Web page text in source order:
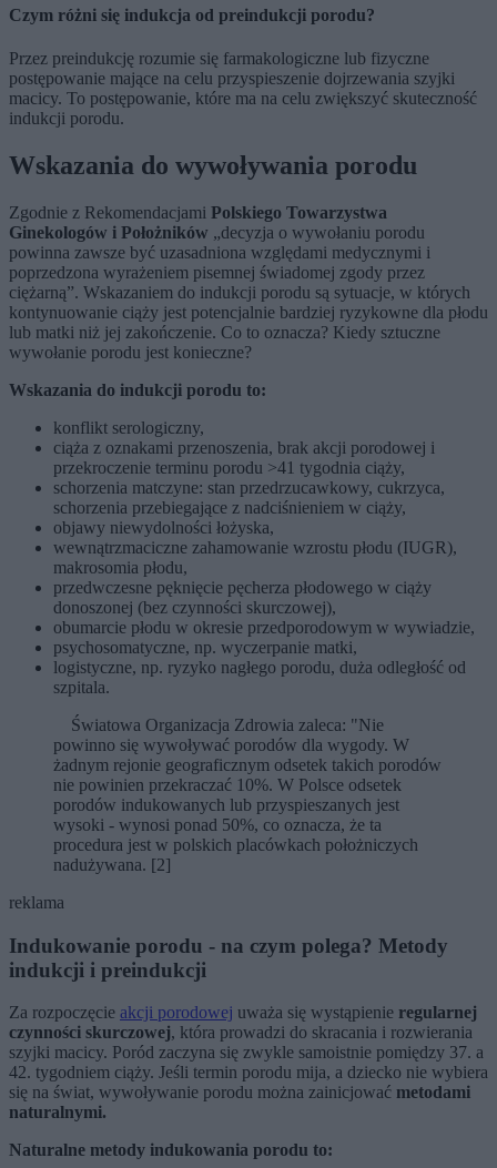
Czym różni się indukcja od preindukcji porodu?
Przez preindukcję rozumie się farmakologiczne lub fizyczne
postępowanie mające na celu przyspieszenie dojrzewania szyjki
macicy. To postępowanie, które ma na celu zwiększyć skuteczność
indukcji porodu.
Wskazania do wywoływania porodu
Zgodnie z Rekomendacjami Polskiego Towarzystwa
Ginekologów i Położników „decyzja o wywołaniu porodu
powinna zawsze być uzasadniona względami medycznymi i
poprzedzona wyrażeniem pisemnej świadomej zgody przez
ciężarną”. Wskazaniem do indukcji porodu są sytuacje, w których
kontynuowanie ciąży jest potencjalnie bardziej ryzykowne dla płodu
lub matki niż jej zakończenie. Co to oznacza? Kiedy sztuczne
wywołanie porodu jest konieczne?
Wskazania do indukcji porodu to:
konflikt serologiczny,
ciąża z oznakami przenoszenia, brak akcji porodowej i
przekroczenie terminu porodu >41 tygodnia ciąży,
schorzenia matczyne: stan przedrzucawkowy, cukrzyca,
schorzenia przebiegające z nadciśnieniem w ciąży,
objawy niewydolności łożyska,
wewnątrzmaciczne zahamowanie wzrostu płodu (IUGR),
makrosomia płodu,
przedwczesne pęknięcie pęcherza płodowego w ciąży
donoszonej (bez czynności skurczowej),
obumarcie płodu w okresie przedporodowym w wywiadzie,
psychosomatyczne, np. wyczerpanie matki,
logistyczne, np. ryzyko nagłego porodu, duża odległość od
szpitala.
Światowa Organizacja Zdrowia zaleca: "Nie
powinno się wywoływać porodów dla wygody. W
żadnym rejonie geograficznym odsetek takich porodów
nie powinien przekraczać 10%. W Polsce odsetek
porodów indukowanych lub przyspieszanych jest
wysoki - wynosi ponad 50%, co oznacza, że ta
procedura jest w polskich placówkach położniczych
nadużywana. [2]
reklama
Indukowanie porodu - na czym polega? Metody
indukcji i preindukcji
Za rozpoczęcie akcji porodowej uważa się wystąpienie regularnej
czynności skurczowej, która prowadzi do skracania i rozwierania
szyjki macicy. Poród zaczyna się zwykle samoistnie pomiędzy 37. a
42. tygodniem ciąży. Jeśli termin porodu mija, a dziecko nie wybiera
się na świat, wywoływanie porodu można zainicjować metodami
naturalnymi.
Naturalne metody indukowania porodu to: